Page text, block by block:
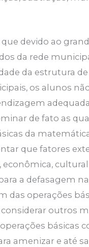
que devido ao
da rede
da estrutura
os alunos
de fato as
da
que fatores
econômica,
a defasagem na
das operações
outros
básicas
amenizar e até